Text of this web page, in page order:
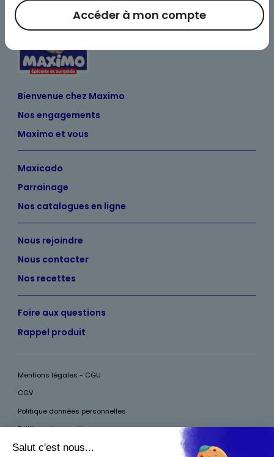
Bienvenue chez Maximo
Nos engagements
Maximo et vous
Maxicado
Parrainage
Nos catalogues en ligne
Nous rejoindre
Nous contacter
Nos recettes
Foire aux questions
Rappel produit
Mentions légales - CGU
CGV
Politique données personnelles
Politique des cookies
Accessibilité
Accéder à mon compte